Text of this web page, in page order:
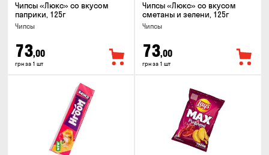
Чипсы «Люкс» со вкусом
паприки, 125г
Чипсы
73,00
грн за 1 шт
Чипсы «Люкс» со вкусом
сметаны и зелени, 125г
Чипсы
73,00
грн за 1 шт